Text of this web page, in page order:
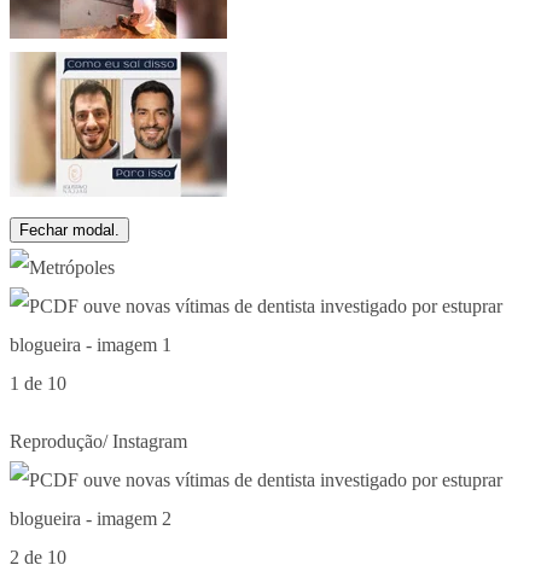
Fechar modal.
1 de 10
Reprodução/ Instagram
2 de 10